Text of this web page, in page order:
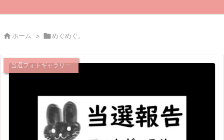
 ホーム > めぐめぐ。
当選フォトギャラリー